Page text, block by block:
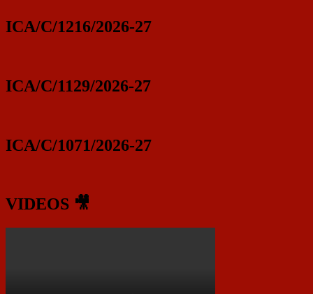
ICA/C/1216/2026-27
ICA/C/1129/2026-27
ICA/C/1071/2026-27
VIDEOS 🎥